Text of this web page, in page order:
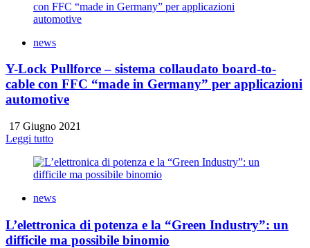
news
Y-Lock Pullforce – sistema collaudato board-to-
cable con FFC “made in Germany” per applicazioni
automotive
17 Giugno 2021
Leggi tutto
news
L’elettronica di potenza e la “Green Industry”: un
difficile ma possibile binomio